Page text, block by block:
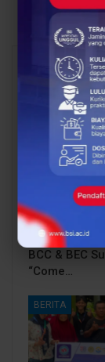
You Might
BERITA
Sinergi
Industri
BCC & BEC
“Come…
BERITA